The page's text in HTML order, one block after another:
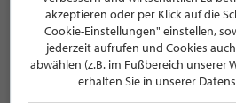
ist jederzeit möglich.
akzeptieren oder per Klick auf die
Cookie-Einstellungen" einstellen,
jederzeit aufrufen und Cookies
abwählen (z.B. im Fußbereich unserer
erhalten Sie in unserer